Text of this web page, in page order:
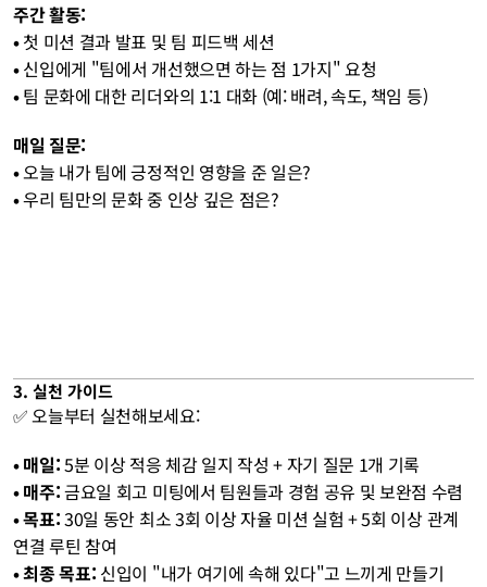
주간 활동:
• 첫 미션 결과 발표 및 팀 피드백 세션
• 신입에게 "팀에서 개선했으면 하는 점 1가지" 요청
• 팀 문화에 대한 리더와의 1:1 대화 (예: 배려, 속도, 책임 등)
매일 질문:
• 오늘 내가 팀에 긍정적인 영향을 준 일은?
• 우리 팀만의 문화 중 인상 깊은 점은?
3. 실천 가이드
✅ 오늘부터 실천해보세요:
• 매일: 5분 이상 적응 체감 일지 작성 + 자기 질문 1개 기록
• 매주: 금요일 회고 미팅에서 팀원들과 경험 공유 및 보완점 수렴
• 목표: 30일 동안 최소 3회 이상 자율 미션 실험 + 5회 이상 관계
연결 루틴 참여
• 최종 목표: 신입이 "내가 여기에 속해 있다"고 느끼게 만들기